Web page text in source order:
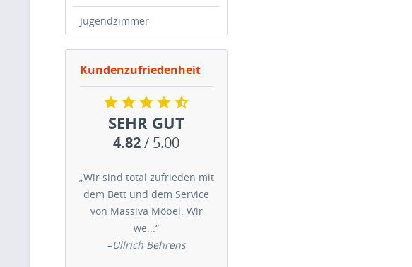
Jugendzimmer
Kundenzufriedenheit
SEHR GUT
4.82/ 5.00
„Wir sind total zufrieden mit
dem Bett und dem Service
von Massiva Möbel. Wir
we...“
–Ullrich Behrens